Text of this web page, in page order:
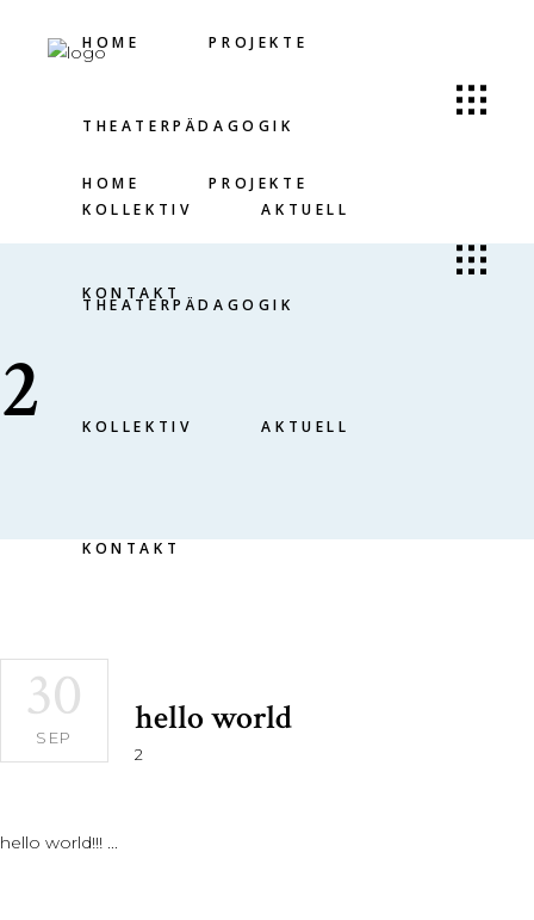
HOME PROJEKTE
THEATERPÄDAGOGIK
KOLLEKTIV AKTUELL
KONTAKT
HOME PROJEKTE
THEATERPÄDAGOGIK
KOLLEKTIV AKTUELL
KONTAKT
2
30
SEP hello world
2
hello world!!!